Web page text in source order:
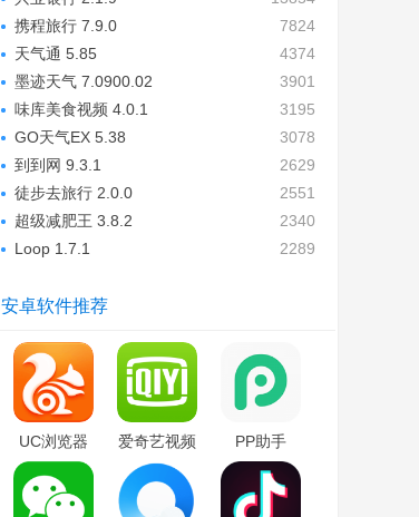
7824
携程旅行 7.9.0
4374
天气通 5.85
3901
墨迹天气 7.0900.02
3195
味库美食视频 4.0.1
3078
GO天气EX 5.38
2629
到到网 9.3.1
2551
徒步去旅行 2.0.0
2340
超级减肥王 3.8.2
2289
Loop 1.7.1
安卓软件推荐
UC浏览器 爱奇艺视频 PP助手